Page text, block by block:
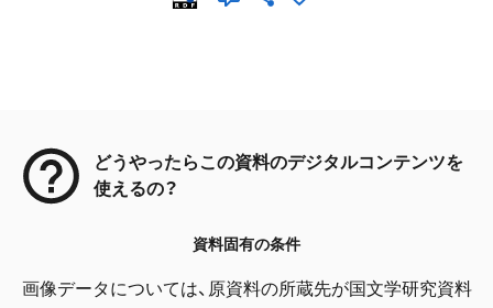
どうやったらこの資料のデジタルコンテンツを
使えるの？
資料固有の条件
画像データについては、原資料の所蔵先が国文学研究資料